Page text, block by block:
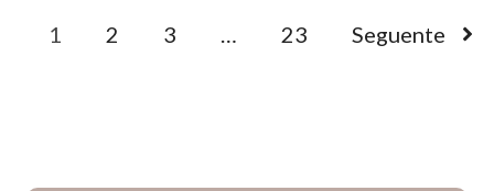
1 2 3 … 23 Seguente